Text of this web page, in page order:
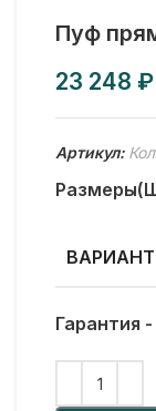
Пуф
₽
Артикул:
Гарантия -